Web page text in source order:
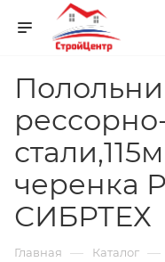
черенка
СИБРТЕХ
Главная — Каталог —